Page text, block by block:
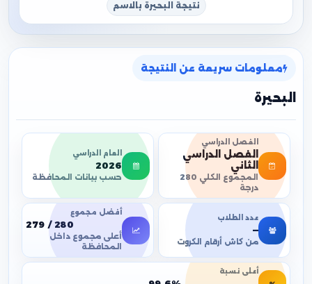
نتيجة البحيرة بالاسم
معلومات سريعة عن النتيجة
البحيرة
الفصل الدراسي
الفصل الدراسي
الثاني
المجموع الكلي 280
درجة
العام الدراسي
2026
حسب بيانات المحافظة
عدد الطلاب
—
من كاش أرقام الكروت
أفضل مجموع
279 / 280
أعلى مجموع داخل
المحافظة
أعلى نسبة